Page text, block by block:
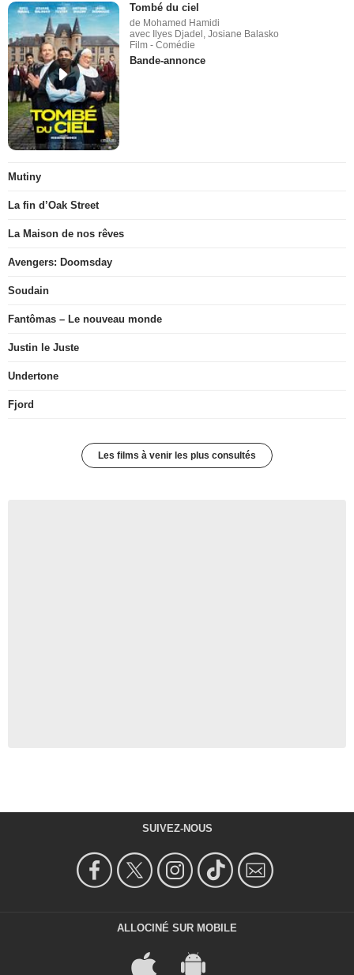
Tombé du ciel
de Mohamed Hamidi
avec Ilyes Djadel, Josiane Balasko
Film - Comédie
Bande-annonce
Mutiny
La fin d’Oak Street
La Maison de nos rêves
Avengers: Doomsday
Soudain
Fantômas – Le nouveau monde
Justin le Juste
Undertone
Fjord
Les films à venir les plus consultés
SUIVEZ-NOUS
ALLOCINÉ SUR MOBILE